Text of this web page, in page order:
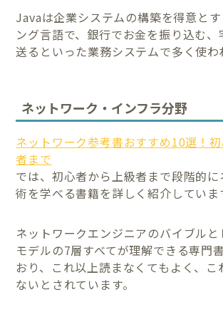
Javaは企業システムの構築を得意と
ング言語で、銀行でお金を振り込む、
送るといった業務システムで多く使わ
ネットワーク・インフラ分野
ネットワーク参考書おすすめ10選！
者まで
では、初心者から上級者まで段階的
術を学べる書籍を詳しく紹介していま
ネットワークエンジニアのバイブル
モデルの7層すべてが理解できる専門
おり、これ以上読まなくてもよく、こ
ないとされています。